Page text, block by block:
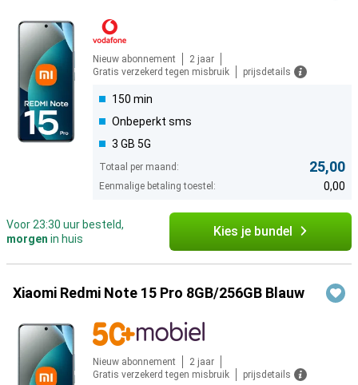
Nieuw abonnement
2 jaar
Gratis verzekerd tegen misbruik
prijsdetails
150 min
Onbeperkt sms
3 GB 5G
Totaal per maand: 25,00
Eenmalige betaling toestel: 0,00
Voor 23:30 uur besteld,
morgen in huis Kies je bundel
Xiaomi Redmi Note 15 Pro 8GB/256GB Blauw
Nieuw abonnement
2 jaar
Gratis verzekerd tegen misbruik
prijsdetails